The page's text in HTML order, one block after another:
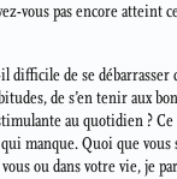
vous pas encore atteint
difficile de se débarrasser
de s’en tenir aux
au quotidien ? Ce
manque. Quoi que
ou dans votre vie, je